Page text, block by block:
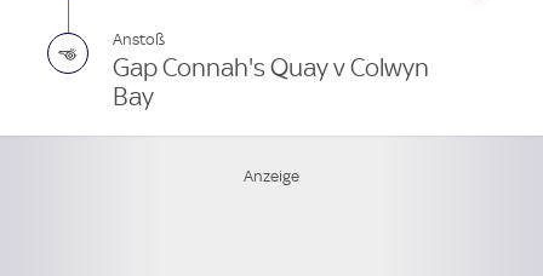
Anstoß
Gap Connah's Quay v Colwyn
Bay